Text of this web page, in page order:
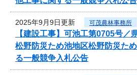
2025年9月9日更新 可茂農林事務所
【建設工事】可池工第0705号／
松野防災ため池地区松野防災た
る一般競争入札公告